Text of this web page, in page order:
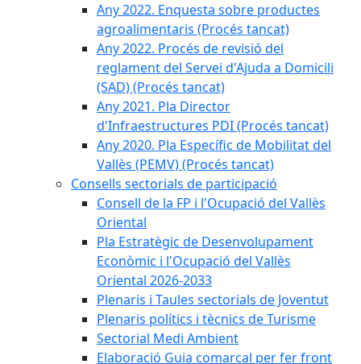
Any 2022. Enquesta sobre productes
agroalimentaris (Procés tancat)
Any 2022. Procés de revisió del
reglament del Servei d'Ajuda a Domicili
(SAD) (Procés tancat)
Any 2021. Pla Director
d'Infraestructures PDI (Procés tancat)
Any 2020. Pla Específic de Mobilitat del
Vallès (PEMV) (Procés tancat)
Consells sectorials de participació
Consell de la FP i l'Ocupació del Vallès
Oriental
Pla Estratègic de Desenvolupament
Econòmic i l'Ocupació del Vallès
Oriental 2026-2033
Plenaris i Taules sectorials de Joventut
Plenaris polítics i tècnics de Turisme
Sectorial Medi Ambient
Elaboració Guia comarcal per fer front